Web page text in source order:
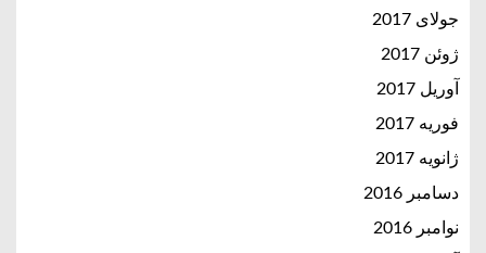
جولای 2017
ژوئن 2017
آوریل 2017
فوریه 2017
ژانویه 2017
دسامبر 2016
نوامبر 2016